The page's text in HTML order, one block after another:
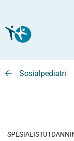
Sosialpediatri